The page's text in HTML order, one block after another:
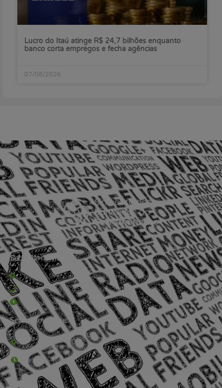
Lucro do Itaú atinge R$ 24,7 bilhões enquanto
banco corta empregos e fecha agências
07/08/2026
Sede Barra Mansa
Rua Rio Branco, nº107 (2º andar), Centro - Cep: 27.330-030
(24) 3323-2848 ou (24) 3323-2500
De segunda à sexta-feira , das 9h às 17h.
Sede Campestre:
Estrada Governador Chagas Freitas – 3.780 – Colônia Santo
Antônio – Barra Mansa
De terça-feira a domingo, das 9h às 17h